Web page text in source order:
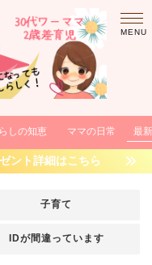
しの知恵 ママの日常 最
ント詳細はこちら
子育て
IDが間違っています